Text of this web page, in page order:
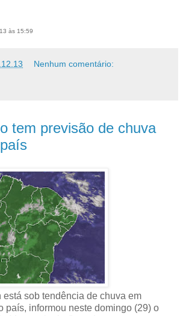
às 15:59
Nenhum comentário:
tem previsão de chuva
sob tendência de chuva em
país, informou neste domingo (29) o